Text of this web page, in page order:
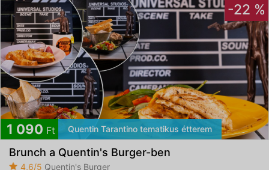
-22 %
1 090 Ft Quentin Tarantino tematikus étterem
Brunch a Quentin's Burger-ben
4,6/5 Quentin's Burger